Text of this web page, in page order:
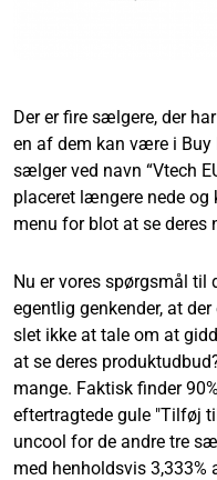
Der er fire sælgere, der
en af dem kan være i
sælger ved navn “Vtech
placeret længere nede og
menu for blot at se deres
Nu er vores spørgsmål til
egentlig genkender, at
slet ikke at tale om at
at se deres
mange. Faktisk finder
eftertragtede gule "Tilføj
uncool for de andre tre
med henholdsvis 3,333%